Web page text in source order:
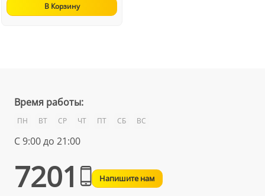
В Корзину
Время работы:
ПН ВТ СР ЧТ ПТ СБ ВС
С 9:00 до 21:00
7201 Напишите нам